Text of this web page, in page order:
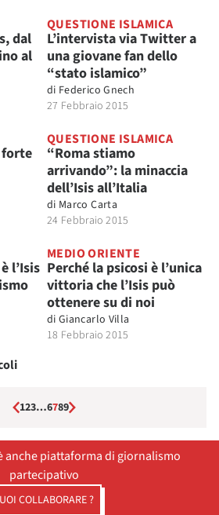
dal
al
QUESTIONE ISLAMICA
L’intervista via Twitter a
una giovane fan dello
“stato islamico”
di Federico Gnech
27 Febbraio 2015
forte
QUESTIONE ISLAMICA
“Roma stiamo
arrivando”: la minaccia
dell’Isis all’Italia
di Marco Carta
24 Febbraio 2015
l’Isis
MEDIO ORIENTE
Perché la psicosi è l’unica
vittoria che l’Isis può
ottenere su di noi
di Giancarlo Villa
18 Febbraio 2015
123…6789
anche piattaforma di giornalismo
partecipativo
COLLABORARE ?